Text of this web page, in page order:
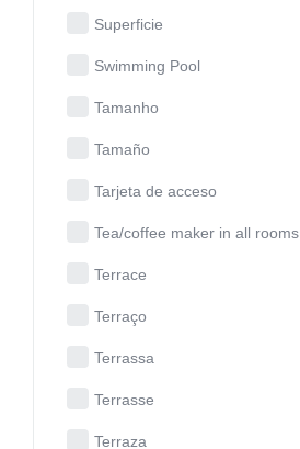
Superficie
Swimming Pool
Tamanho
Tamaño
Tarjeta de acceso
Tea/coffee maker in all rooms
Terrace
Terraço
Terrassa
Terrasse
Terraza